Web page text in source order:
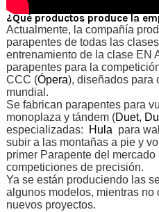
¿Qué productos produce la
Actualmente, la compañía
parapentes de todas las
entrenamiento de la clase EN
parapentes para la
CCC (Ópera), diseñados para
mundial.
Se fabrican parapentes para
monoplaza y tándem (Duet,
especializadas:
Hula para
subir a las montañas a pie y
primer Parapente del
competiciones de precisión.
Ya se están produciendo las
algunos modelos, mientras no
nuevos proyectos.